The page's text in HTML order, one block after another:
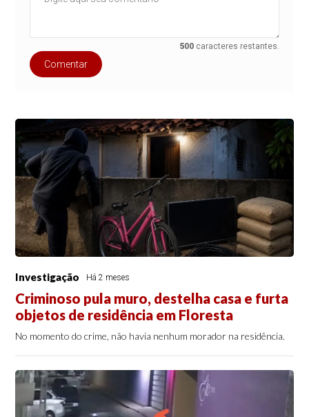
500 caracteres restantes.
Comentar
Investigação Há 2 meses
Criminoso pula muro, destelha casa e furta
objetos de residência em Floresta
No momento do crime, não havia nenhum morador na residência.